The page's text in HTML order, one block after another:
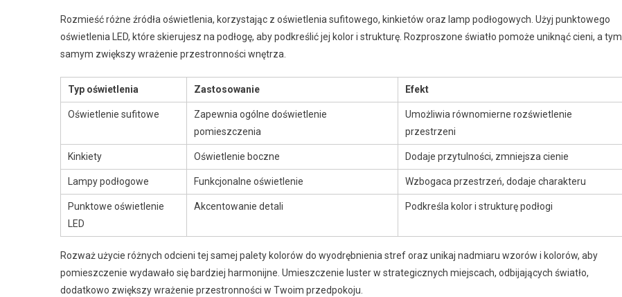
Rozmieść różne źródła oświetlenia, korzystając z oświetlenia sufitowego, kinkietów oraz lamp podłogowych. Użyj punktowego
oświetlenia LED, które skierujesz na podłogę, aby podkreślić jej kolor i strukturę. Rozproszone światło pomoże uniknąć cieni, a tym
samym zwiększy wrażenie przestronności wnętrza.
Typ oświetlenia Zastosowanie Efekt
Oświetlenie sufitowe
Zapewnia ogólne doświetlenie
pomieszczenia
Umożliwia równomierne rozświetlenie
przestrzeni
Kinkiety Oświetlenie boczne Dodaje przytulności, zmniejsza cienie
Lampy podłogowe Funkcjonalne oświetlenie Wzbogaca przestrzeń, dodaje charakteru
Punktowe oświetlenie
LED
Akcentowanie detali Podkreśla kolor i strukturę podłogi
Rozważ użycie różnych odcieni tej samej palety kolorów do wyodrębnienia stref oraz unikaj nadmiaru wzorów i kolorów, aby
pomieszczenie wydawało się bardziej harmonijne. Umieszczenie luster w strategicznych miejscach, odbijających światło,
dodatkowo zwiększy wrażenie przestronności w Twoim przedpokoju.